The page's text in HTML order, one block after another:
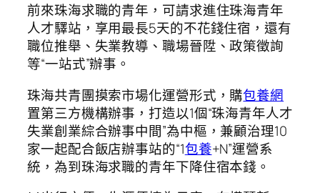
前來珠海求職的青年，可請求進住珠海青年
人才驛站，享用最長5天的不花錢住宿，還有
職位推舉、失業教導、職場晉陞、政策徵詢
等“一站式”辦事。
珠海共青團摸索市場化運營形式，購包養網
置第三方機構辦事，打造以1個“珠海青年人才
失業創業綜合辦事中間”為中樞，兼顧治理10
家一起配合飯店辦事站的“1包養+N”運營系
統，為到珠海求職的青年下降住宿本錢。